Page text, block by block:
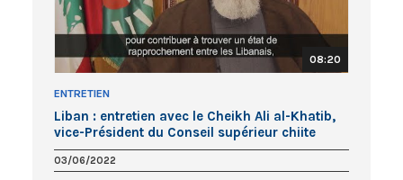
08:20
ENTRETIEN
Liban : entretien avec le Cheikh Ali al-Khatib,
vice-Président du Conseil supérieur chiite
03/06/2022